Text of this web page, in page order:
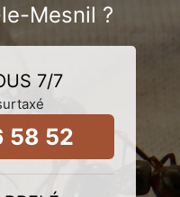
Mesnil ?
7/7
58 52